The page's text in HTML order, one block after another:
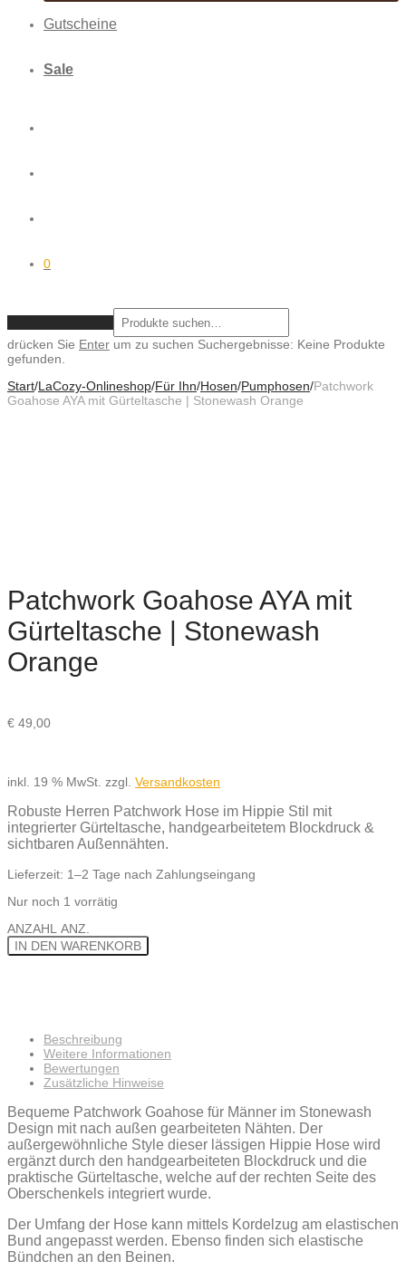
Gutscheine
Sale
0
drücken Sie Enter um zu suchen Suchergebnisse: Keine Produkte
gefunden.
Start/LaCozy-Onlineshop/Für Ihn/Hosen/Pumphosen/Patchwork
Goahose AYA mit Gürteltasche | Stonewash Orange
Patchwork Goahose AYA mit
Gürteltasche | Stonewash
Orange
€ 49,00
inkl. 19 % MwSt. zzgl. Versandkosten
Robuste Herren Patchwork Hose im Hippie Stil mit
integrierter Gürteltasche, handgearbeitetem Blockdruck &
sichtbaren Außennähten.
Lieferzeit: 1–2 Tage nach Zahlungseingang
Nur noch 1 vorrätig
ANZAHL ANZ.
IN DEN WARENKORB
Beschreibung
Weitere Informationen
Bewertungen
Zusätzliche Hinweise
Bequeme Patchwork Goahose für Männer im Stonewash
Design mit nach außen gearbeiteten Nähten. Der
außergewöhnliche Style dieser lässigen Hippie Hose wird
ergänzt durch den handgearbeiteten Blockdruck und die
praktische Gürteltasche, welche auf der rechten Seite des
Oberschenkels integriert wurde.
Der Umfang der Hose kann mittels Kordelzug am elastischen
Bund angepasst werden. Ebenso finden sich elastische
Bündchen an den Beinen.